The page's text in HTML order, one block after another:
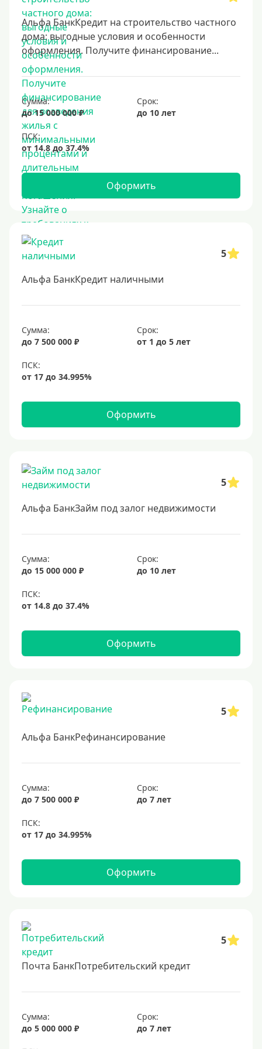
8 лет
9 лет
10 лет
15 лет
20 лет
25 лет
30 лет
Месяц
2 месяца
6 месяцев
Низкий процент
4%
6,5%
7%
9%
10%
12%
13%
14%
17%
18%
19%
На маленькую сумму
1300000 руб
1500000 руб
1600000 руб
2 миллиона
2500000 руб
3500000 руб
4 миллиона
4500000 руб
5500000 руб
6 млн
6500000 руб
Альфа БанкКредит на строительство частного
дома: выгодные условия и особенности
оформления. Получите финансирование...
Сумма:
до 15 000 000 ₽
Срок:
до 10 лет
Оформить
5
Альфа БанкКредит наличными
Сумма:
до 7 500 000 ₽
Срок:
от 1 до 5 лет
Оформить
5
Альфа БанкЗайм под залог недвижимости
Сумма:
до 15 000 000 ₽
Срок:
до 10 лет
Оформить
5
Альфа БанкРефинансирование
Сумма:
до 7 500 000 ₽
Срок:
до 7 лет
Оформить
5
Почта БанкПотребительский кредит
Сумма:
до 5 000 000 ₽
Срок:
до 7 лет